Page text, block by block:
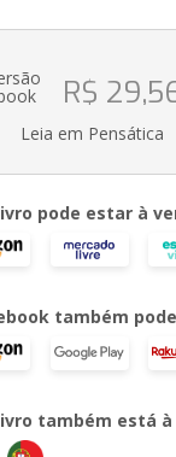
R$
Leia em Pensática
pode estar à
também
também está à